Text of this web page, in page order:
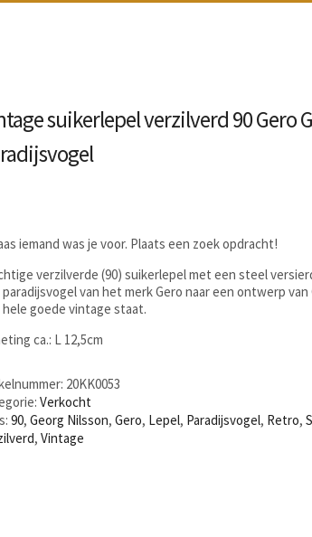
suikerlepel verzilverd 90 Gero
iemand was je voor. Plaats een zoek opdracht!
verzilverde (90) suikerlepel met een steel
van het merk Gero naar een ontwerp van
hele goede vintage staat.
ca.: L 12,5cm
20KK0053
Verkocht
90,Georg Nilsson,Gero, Lepel, Paradijsvogel, Retro,
,Vintage